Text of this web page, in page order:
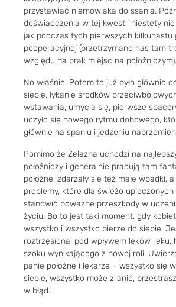
przystawiać niemowlaka do ssania.
doświadczenia w tej kwestii niestety nie
jak podczas tych pierwszych kilkunastu
pooperacyjnej (przetrzymano nas tam
względu na brak miejsc na położniczym).
No właśnie. Potem to już było głównie
siebie, łykanie środków
wstawania, umycia się, pierwsze
uczyło się nowego rytmu dobowego,
głównie na spaniu i jedzeniu
Pomimo że Żelazna uchodzi na
położniczy i generalnie pracują tam
położne, zdarzały się też małe wpadki,
problemy, które dla świeżo upieczonych
stanowić poważne przeszkody w
życiu. Bo to jest taki moment, gdy
wszystko i wszystko bierze do siebie.
roztrzęsiona, pod wpływem leków, lęku,
szoku wynikającego z nowej roli.
panie położne i lekarze – wszystko się
siebie, wszystko może zranić,
w błąd.